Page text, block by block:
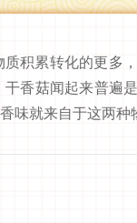
积累转化的更多
香菇闻起来普遍
味就来自于这两种